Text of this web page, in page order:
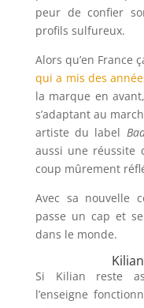
peur de confier
profils sulfureux.
Alors qu’en France
qui a mis des
la marque en
s’adaptant au
artiste du label
aussi une réussite
coup mûrement
Avec sa nouvelle
passe un cap et
dans le monde.
Si Kilian reste
l’enseigne